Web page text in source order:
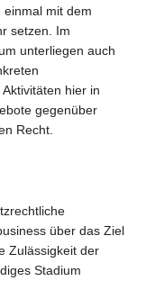
einmal mit dem
setzen. Im
unterliegen auch
hier in
gegenüber
Recht.
über das Ziel
Zulässigkeit der
Stadium